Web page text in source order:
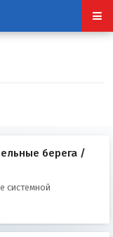
берега /
системной